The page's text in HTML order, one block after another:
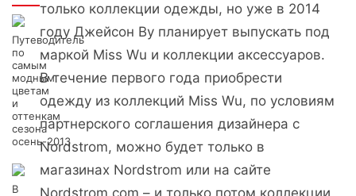
Путеводитель
по
самым
модным
цветам
и
оттенкам
сезона
осень-2013
В
только коллекции одежды, но уже в 2014
году Джейсон Ву планирует выпускать под
маркой Miss Wu и коллекции аксессуаров.
В течение первого года приобрести
одежду из коллекций Miss Wu, по условиям
партнерского соглашения дизайнера с
Nordstrom, можно будет только в
магазинах Nordstrom или на сайте
Nordstrom.com – и только потом коллекции